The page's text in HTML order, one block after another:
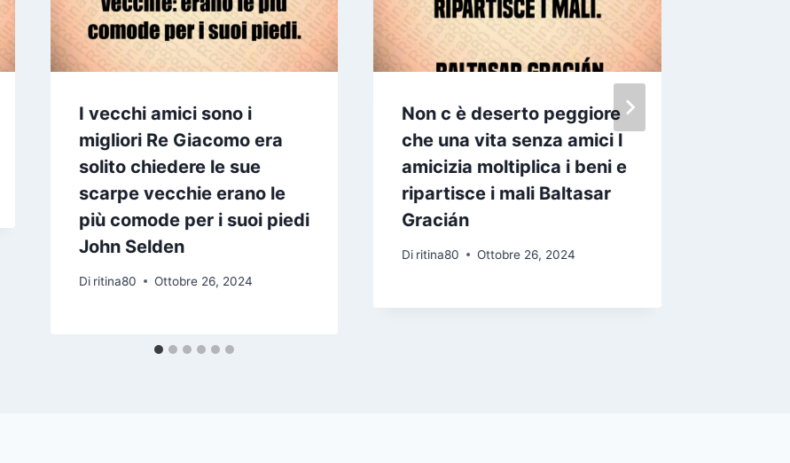
I vecchi amici sono i
migliori Re Giacomo era
solito chiedere le sue
scarpe vecchie erano le
più comode per i suoi piedi
John Selden
Di ritina80 Ottobre 26, 2024
Non c è deserto peggiore
che una vita senza amici l
amicizia moltiplica i beni e
ripartisce i mali Baltasar
Gracián
Di ritina80 Ottobre 26, 2024